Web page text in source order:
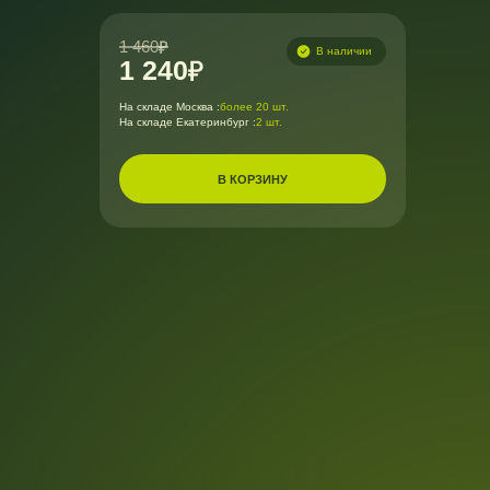
1 460
1 240
В наличии
На складе Москва :более 20 шт.
На складе Екатеринбург :2 шт.
В КОРЗИНУ